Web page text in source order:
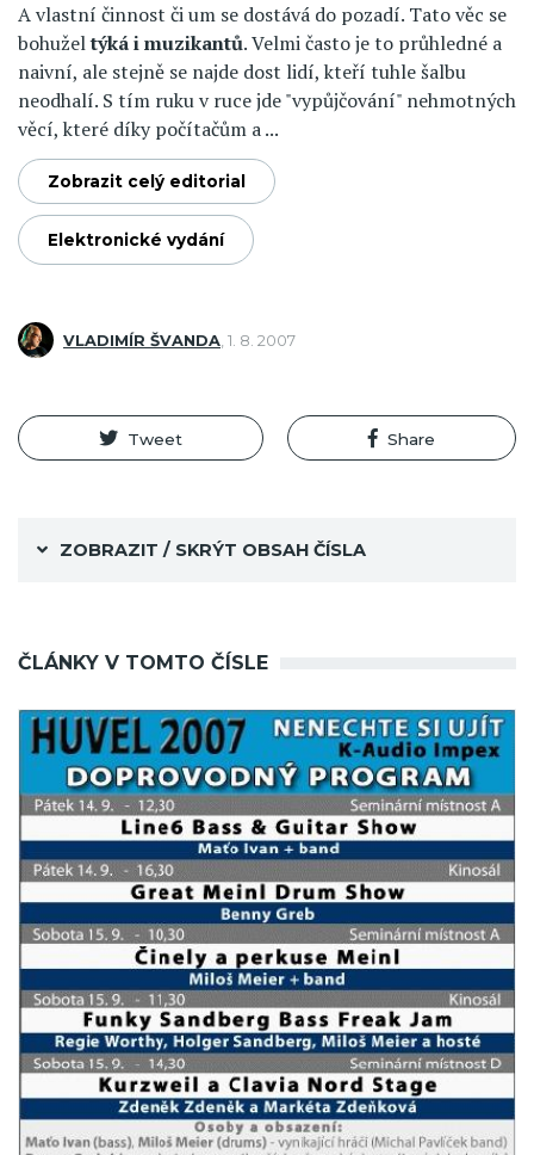
A vlastní činnost či um se dostává do pozadí. Tato věc se
bohuželtýká i muzikantů. Velmi často je to průhledné a
naivní, ale stejně se najde dost lidí, kteří tuhle šalbu
neodhalí. S tím ruku v ruce jde "vypůjčování" nehmotných
věcí, které díky počítačům a ...
Zobrazit celý editorial
Elektronické vydání
VLADIMÍR ŠVANDA 1. 8. 2007
Tweet Share
ZOBRAZIT / SKRÝT OBSAH ČÍSLA
ČLÁNKY V TOMTO ČÍSLE